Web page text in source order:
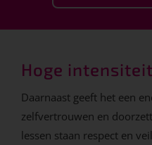
Hoge
Daarnaast geeft het een
zelfvertrouwen en
lessen staan respect en